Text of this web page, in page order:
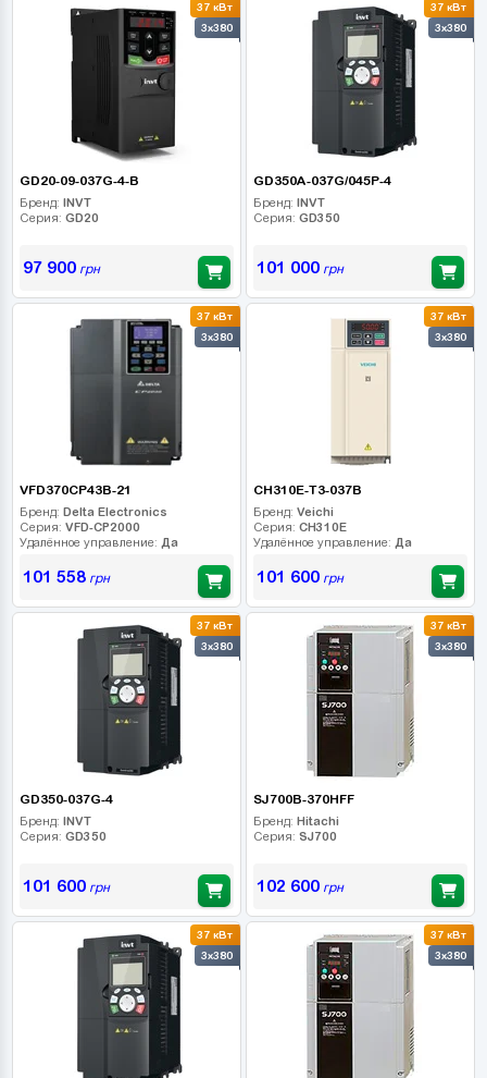
37 кВт
3x380
GD20-09-037G-4-B
Бренд: INVT
Серия: GD20
97 900грн
37 кВт
3x380
GD350A-037G/045P-4
Бренд: INVT
Серия: GD350
101 000грн
37 кВт
3x380
VFD370CP43B-21
Бренд: Delta Electronics
Серия: VFD-CP2000
Удалённое управление: Да
101 558грн
37 кВт
3x380
CH310E-T3-037B
Бренд: Veichi
Серия: CH310E
Удалённое управление: Да
101 600грн
37 кВт
3x380
GD350-037G-4
Бренд: INVT
Серия: GD350
101 600грн
37 кВт
3x380
SJ700B-370HFF
Бренд: Hitachi
Серия: SJ700
102 600грн
37 кВт
3x380
37 кВт
3x380